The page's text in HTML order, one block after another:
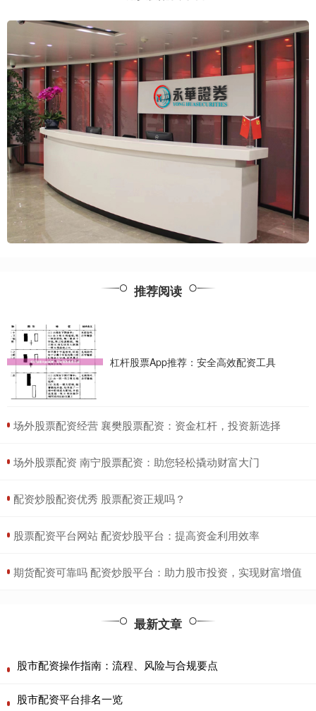
推荐阅读
杠杆股票App推荐：安全高效配资工具
​场外股票配资经营 襄樊股票配资：资金杠杆，投资新选择
​场外股票配资 南宁股票配资：助您轻松撬动财富大门
​配资炒股配资优秀 股票配资正规吗？
​股票配资平台网站 配资炒股平台：提高资金利用效率
​期货配资可靠吗 配资炒股平台：助力股市投资，实现财富增值
最新文章
股市配资操作指南：流程、风险与合规要点
股市配资平台排名一览